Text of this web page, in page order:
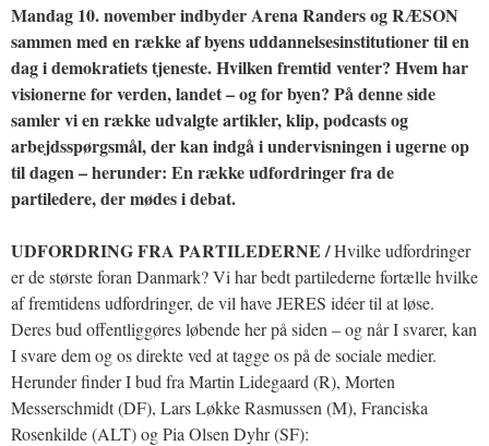
Mandag 10. november indbyder Arena Randers og RÆSON
sammen med en række af byens uddannelsesinstitutioner til en
dag i demokratiets tjeneste. Hvilken fremtid venter? Hvem har
visionerne for verden, landet – og for byen? På denne side
samler vi en række udvalgte artikler, klip, podcasts og
arbejdsspørgsmål, der kan indgå i undervisningen i ugerne op
til dagen – herunder: En række udfordringer fra de
partiledere, der mødes i debat.
UDFORDRING FRA PARTILEDERNE /Hvilke udfordringer
er de største foran Danmark? Vi har bedt partilederne fortælle hvilke
af fremtidens udfordringer, de vil have JERES idéer til at løse.
Deres bud offentliggøres løbende her på siden – og når I svarer, kan
I svare dem og os direkte ved at tagge os på de sociale medier.
Herunder finder I bud fra Martin Lidegaard (R), Morten
Messerschmidt (DF), Lars Løkke Rasmussen (M), Franciska
Rosenkilde (ALT) og Pia Olsen Dyhr (SF):